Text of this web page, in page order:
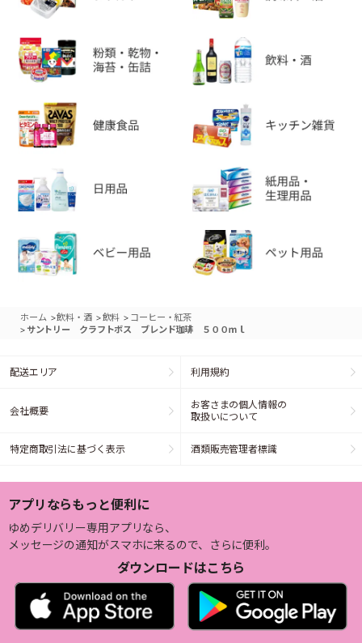
ホーム >飲料・酒 >飲料 > コーヒー・紅茶
> サントリー クラフトボス ブレンド珈琲 ５００ｍｌ
配送エリア 利用規約
会社概要
お客さまの個人情報の
取扱いについて
特定商取引法に基づく表示 酒類販売管理者標識
アプリならもっと便利に
ゆめデリバリー専用アプリなら、
メッセージの通知がスマホに来るので、さらに便利。
ダウンロードはこちら